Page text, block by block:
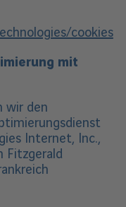
cookies
mit
wir den
Internet, Inc.,
Fitzgerald